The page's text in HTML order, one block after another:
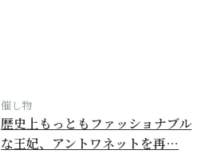
催し物
歴史上もっともファッショナブル
な王妃、アントワネットを再…